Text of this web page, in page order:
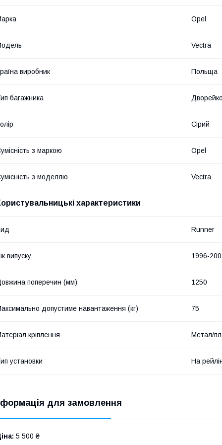
Opel
Vectra
виробник Польща
багажника
Сірий
з маркою Opel
з моделлю Vectra
характеристики
Runner
випуску 1996-
поперечин (мм) 1250
допустиме навантаження (кг) 75
кріплення Метал/
установки На
для замовлення
5 500 ₴